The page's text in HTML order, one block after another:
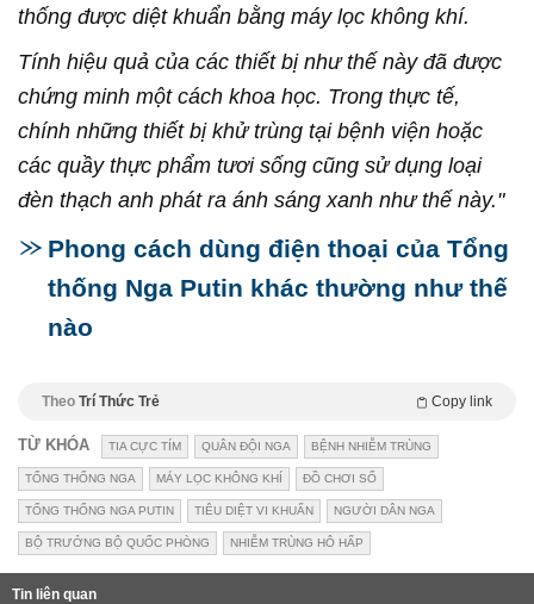
thống được diệt khuẩn bằng máy lọc không khí.
Tính hiệu quả của các thiết bị như thế này đã được
chứng minh một cách khoa học. Trong thực tế,
chính những thiết bị khử trùng tại bệnh viện hoặc
các quầy thực phẩm tươi sống cũng sử dụng loại
đèn thạch anh phát ra ánh sáng xanh như thế này."
Phong cách dùng điện thoại của Tổng
thống Nga Putin khác thường như thế
nào
Theo Trí Thức Trẻ Copy link
TỪ KHÓA TIA CỰC TÍM QUÂN ĐỘI NGA BỆNH NHIỄM TRÙNG
TỔNG THỐNG NGA MÁY LỌC KHÔNG KHÍ ĐỒ CHƠI SỐ
TỔNG THỐNG NGA PUTIN TIÊU DIỆT VI KHUẨN NGƯỜI DÂN NGA
BỘ TRƯỞNG BỘ QUỐC PHÒNG NHIỄM TRÙNG HÔ HẤP
Tin liên quan